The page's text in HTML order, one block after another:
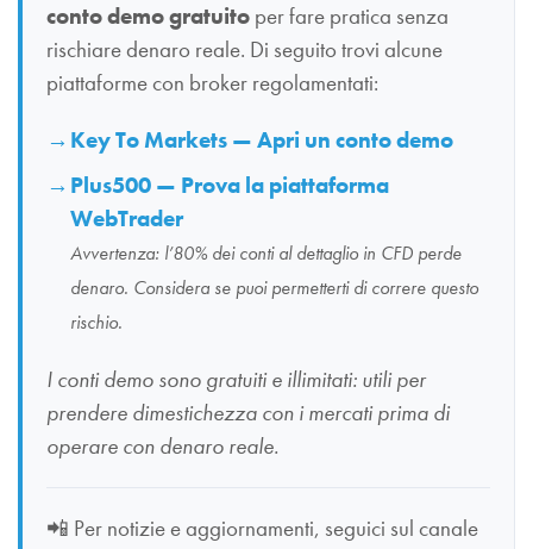
conto demo gratuito per fare pratica senza
rischiare denaro reale. Di seguito trovi alcune
piattaforme con broker regolamentati:
Key To Markets — Apri un conto demo
Plus500 — Prova la piattaforma
WebTrader
Avvertenza: l’80% dei conti al dettaglio in CFD perde
denaro. Considera se puoi permetterti di correre questo
rischio.
I conti demo sono gratuiti e illimitati: utili per
prendere dimestichezza con i mercati prima di
operare con denaro reale.
📲 Per notizie e aggiornamenti, seguici sul canale